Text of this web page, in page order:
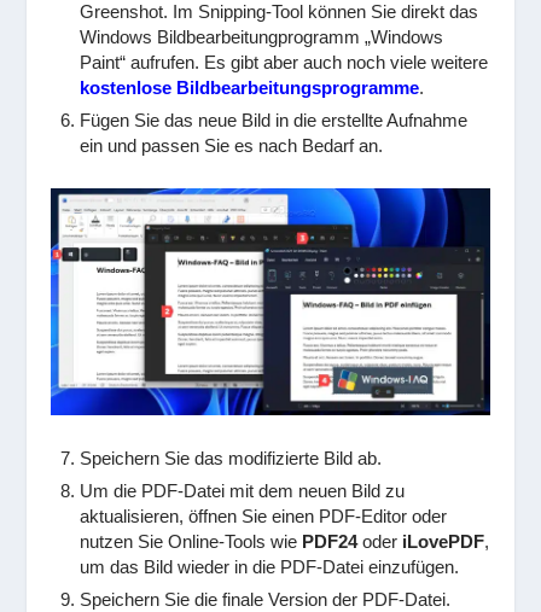
Greenshot. Im Snipping-Tool können Sie direkt das
Windows Bildbearbeitungprogramm „Windows
Paint“ aufrufen. Es gibt aber auch noch viele weitere
kostenlose Bildbearbeitungsprogramme.
Fügen Sie das neue Bild in die erstellte Aufnahme
ein und passen Sie es nach Bedarf an.
Speichern Sie das modifizierte Bild ab.
Um die PDF-Datei mit dem neuen Bild zu
aktualisieren, öffnen Sie einen PDF-Editor oder
nutzen Sie Online-Tools wie PDF24oder iLovePDF,
um das Bild wieder in die PDF-Datei einzufügen.
Speichern Sie die finale Version der PDF-Datei.